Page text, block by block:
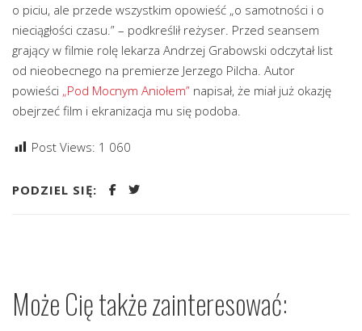
o piciu, ale przede wszystkim opowieść „o samotności i o
nieciągłości czasu.” – podkreślił reżyser. Przed seansem
grający w filmie rolę lekarza Andrzej Grabowski odczytał list
od nieobecnego na premierze Jerzego Pilcha. Autor
powieści „Pod Mocnym Aniołem” napisał, że miał już okazję
obejrzeć film i ekranizacja mu się podoba.
Post Views: 1 060
PODZIEL SIĘ:
Może Cię także zainteresować: